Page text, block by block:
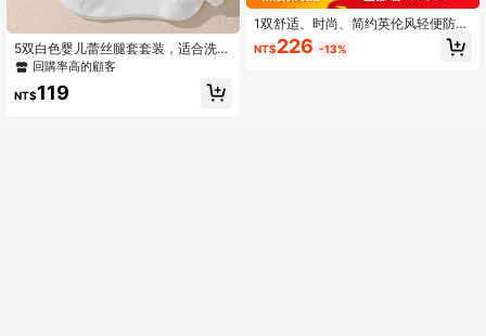
5双白色婴儿蕾丝腿套套装，适合洗
礼、圣餐、芭蕾舞、原宿风等场合，
派对礼物
回購率高的顧客
NT$119
1双舒适、时尚、简约英伦风轻便防滑
女童乐福鞋
NT$226 -13%